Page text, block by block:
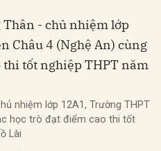
nhiệm lớp 12A1, Trường THPT
học trò đạt điểm cao thi tốt
Lài